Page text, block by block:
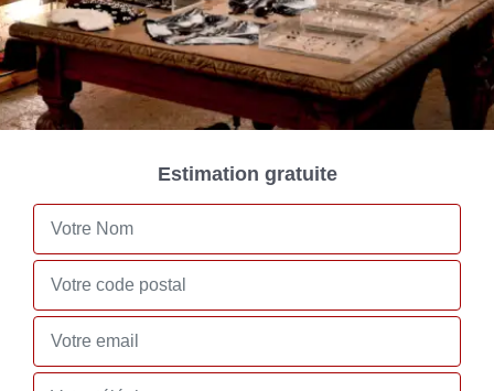
Estimation gratuite